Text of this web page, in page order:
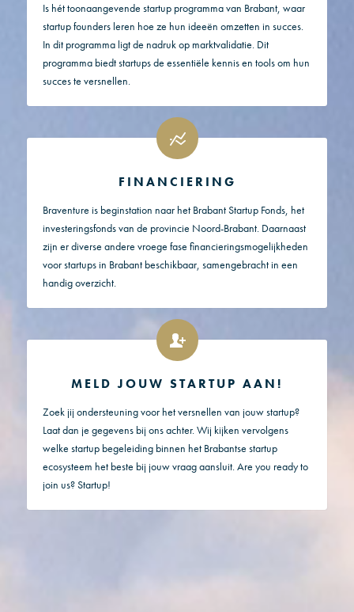
Is hét toonaangevende startup programma van Brabant, waar
startup founders leren hoe ze hun ideeën omzetten in succes.
In dit programma ligt de nadruk op marktvalidatie. Dit
programma biedt startups de essentiële kennis en tools om hun
succes te versnellen.
FINANCIERING
Braventure is beginstation naar het Brabant Startup Fonds, het
investeringsfonds van de provincie Noord-Brabant. Daarnaast
zijn er diverse andere vroege fase financieringsmogelijkheden
voor startups in Brabant beschikbaar, samengebracht in een
handig overzicht.
MELD JOUW STARTUP AAN!
Zoek jij ondersteuning voor het versnellen van jouw startup?
Laat dan je gegevens bij ons achter. Wij kijken vervolgens
welke startup begeleiding binnen het Brabantse startup
ecosysteem het beste bij jouw vraag aansluit. Are you ready to
join us? Startup!